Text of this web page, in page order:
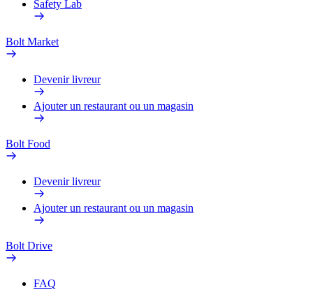
Safety Lab
Bolt Market
Devenir livreur
Ajouter un restaurant ou un magasin
Bolt Food
Devenir livreur
Ajouter un restaurant ou un magasin
Bolt Drive
FAQ